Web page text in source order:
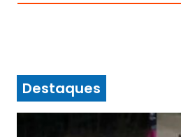
Destaques